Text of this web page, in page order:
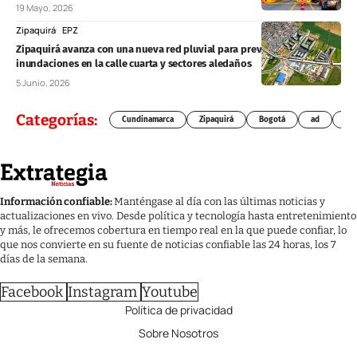
19 Mayo, 2026
Zipaquirá EPZ
Zipaquirá avanza con una nueva red pluvial para prevenir
inundaciones en la calle cuarta y sectores aledaños
5 Junio, 2026
Categorías: Cundinamarca Zipaquirá Bogotá ad
Información confiable:Manténgase al día con las últimas noticias y
actualizaciones en vivo. Desde política y tecnología hasta entretenimiento
y más, le ofrecemos cobertura en tiempo real en la que puede confiar, lo
que nos convierte en su fuente de noticias confiable las 24 horas, los 7
días de la semana.
Facebook Instagram Youtube
Política de privacidad
Sobre Nosotros